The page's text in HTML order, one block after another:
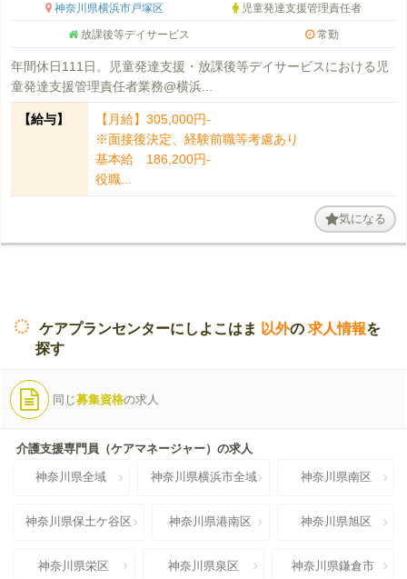
神奈川県横浜市戸塚区 児童発達支援管理責任者
放課後等デイサービス 常勤
年間休日111日。児童発達支援・放課後等デイサービスにおける児
童発達支援管理責任者業務@横浜...
【給与】
【月給】305,000円-
※面接後決定、経験前職等考慮あり
基本給 186,200円-
役職...
気になる
ケアプランセンターにしよこはま 以外の 求人情報を
探す
同じ募集資格の求人
介護支援専門員（ケアマネージャー）の求人
神奈川県全域 神奈川県横浜市全域 神奈川県南区
神奈川県保土ケ谷区 神奈川県港南区 神奈川県旭区
神奈川県栄区 神奈川県泉区 神奈川県鎌倉市